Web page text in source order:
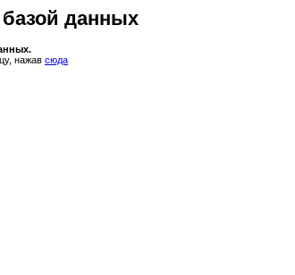
данных
нажав сюда